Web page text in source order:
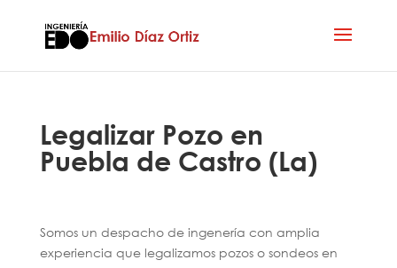
Legalizar Pozo en
Puebla de Castro (La)
Somos un despacho de ingenería con amplia
experiencia que legalizamos pozos o sondeos en